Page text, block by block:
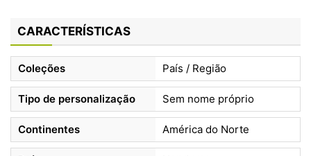
CARACTERÍSTICAS
Coleções País / Região
Tipo de personalização Sem nome próprio
Continentes América do Norte